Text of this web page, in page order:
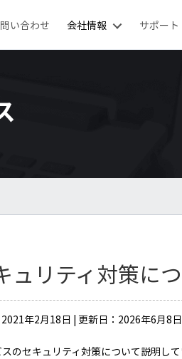
い合わせ 会社情報 サポート
リティ対策に
年2月18日 | 更新日：2026年6月8日
セキュリティ対策について説明して